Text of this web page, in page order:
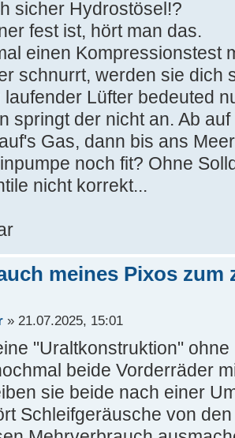
sicher Hydrostösel!?
fest ist, hört man das.
einen Kompressionstest
schnurrt, werden sie dich
laufender Lüfter bedeuted
springt der nicht an. Ab
Gas, dann bis ans
noch fit? Ohne
nicht korrekt...
meines Pixos zum
» 21.07.2025, 15:01
"Uraltkonstruktion"
beide Vorderräder
sie beide nach einer
Schleifgeräusche von